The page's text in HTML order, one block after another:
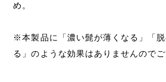
め。
※本製品に「濃い髭が薄くなる」「脱
る」のような効果はありませんのでご